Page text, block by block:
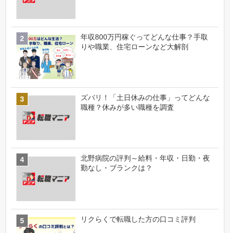
年収800万円稼ぐってどんな仕事？手取
りや職業、住宅ローンなど大解剖
ズバリ！「土日休みの仕事」ってどんな
職種？休みが多い職種を調査
北野病院の評判～給料・年収・日勤・夜
勤なし・ブランクは？
リクらくで転職した方の口コミ評判